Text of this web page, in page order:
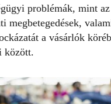
problémák, mint
megbetegedések,
a vásárlók
között.